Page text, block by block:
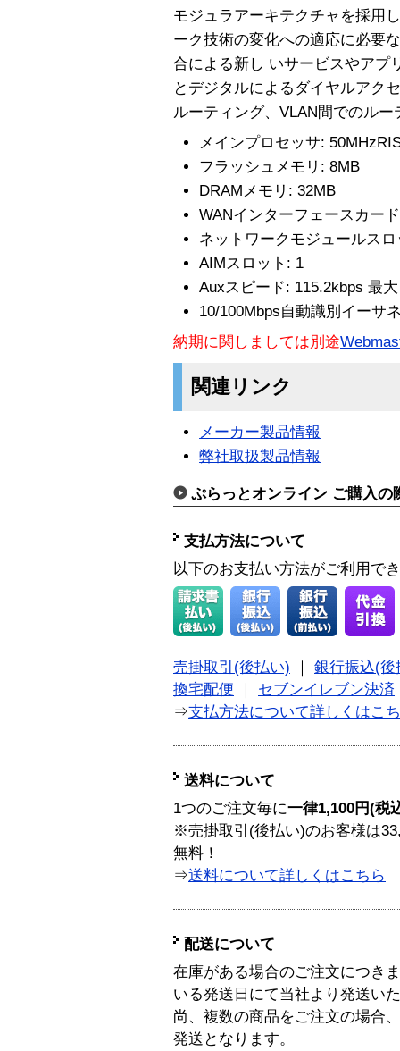
モジュラアーキテクチャを採用
ーク技術の変化への適応に必要
合による新し いサービスやアプ
とデジタルによるダイヤルアク
ルーティング、VLAN間でのル
メインプロセッサ:
フラッシュメモリ: 8MB
DRAMメモリ: 32MB
WANインターフェースカー
ネットワークモジュールス
AIMスロット: 1
Auxスピード: 115.2kbps 最大
10/100Mbps自動識別イーサ
納期に関しましては別途
関連リンク
メーカー製品情報
弊社取扱製品情報
ぷらっとオンライン ご購入の
支払方法について
以下のお支払い方法がご利用で
売掛取引(後払い) ｜ 銀行振込(後
換宅配便 ｜ セブンイレブン決済
⇒支払方法について詳しくはこ
送料について
1つのご注文毎に一律1,100円(税
※売掛取引(後払い)のお客様は
無料！
⇒送料について詳しくはこちら
配送について
在庫がある場合のご注文につき
いる発送日にて当社より発送い
尚、複数の商品をご注文の場合
発送となります。